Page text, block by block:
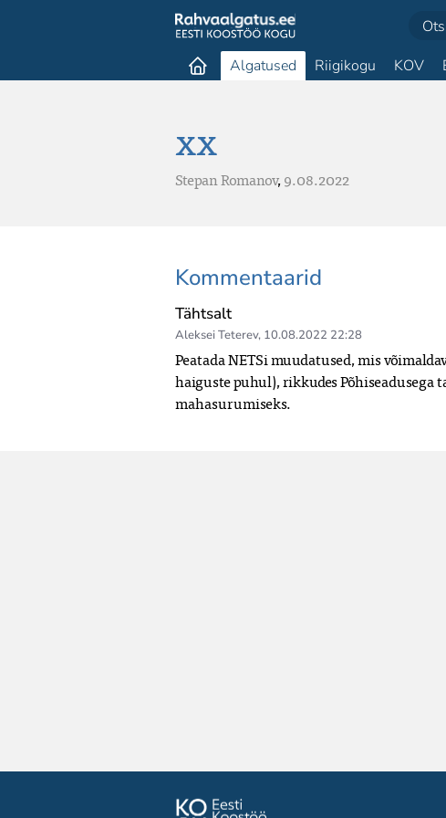
Algatused Riigikogu KOV
xx
Stepan Romanov,9.08.2022
Kommentaarid
Tähtsalt
Aleksei Teterev, 10.08.2022 22:28
Peatada NETSi muudatused, mis
haiguste puhul), rikkudes Põhiseadusega
mahasurumiseks.